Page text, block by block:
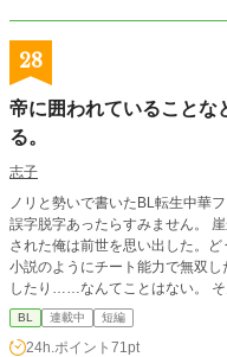
28
帝に囲われていることな
る。
志子
ノリと勢いで書いたBL転生中華
誤字脱字あったらすみません。 崖から落ちて顔に大傷を負い高熱で三日三晩魘
された俺は前世を思い出した。
小説のようにチート能力で無双
したり……なんてことはない。 そ
後宮で下っ端として働いてる。
後宮、ちょーーと変わっていて
BL 連載中 短編
24h.ポイント 71pt